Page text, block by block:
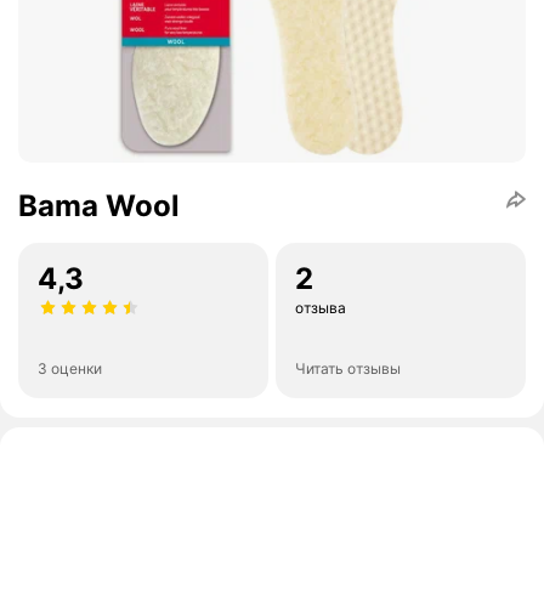
Bama Wool
4,3
3 оценки
2
отзыва
Читать отзывы